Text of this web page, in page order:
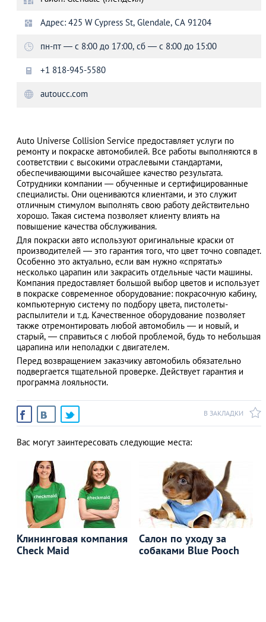
АЗАД
Адрес: 425 W Cypress St, Glendale, CA 91204
пн-пт — с 8:00 до 17:00, сб — с 8:00 до 15:00
+1 818-945-5580
autoucc.com
Auto Universe Collision Service предоставляет услуги по
ремонту и покраске автомобилей. Все работы выполняются в
соответствии с высокими отраслевыми стандартами,
обеспечивающими высочайшее качество результата.
Сотрудники компании — обученные и сертифицированные
специалисты. Они оцениваются клиентами, и это служит
отличным стимулом выполнять свою работу действительно
хорошо. Такая система позволяет клиенту влиять на
повышение качества обслуживания.
Для покраски авто используют оригинальные краски от
производителей — это гарантия того, что цвет точно совпадет.
Особенно это актуально, если вам нужно «спрятать»
несколько царапин или закрасить отдельные части машины.
Компания предоставляет большой выбор цветов и использует
в покраске современное оборудование: покрасочную кабину,
компьютерную систему по подбору цвета, пистолеты-
распылители и т.д. Качественное оборудование позволяет
также отремонтировать любой автомобиль — и новый, и
старый, — справиться с любой проблемой, будь то небольшая
царапина или неполадки с двигателем.
Перед возвращением заказчику автомобиль обязательно
подвергается тщательной проверке. Действует гарантия и
программа лояльности.
В ЗАКЛАДКИ
Вас могут заинтересовать следующие места:
Клининговая компания
Check Maid
Салон по уходу за
собаками Blue Pooch